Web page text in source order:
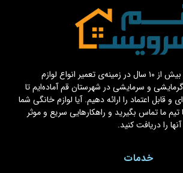
با تخصص و تجربه‌ی بیش از ۱۰ سال در زمینه‌ی تعمیر انواع لوازم
و سرمایشی در شهرستان قم آماده‌ایم تا
قابل اعتماد را ارائه دهیم. آیا لوازم خانگی شما
تیم ما تماس بگیرید و راهکارهایی سریع و موثر
را دریافت کنید.
خدمات